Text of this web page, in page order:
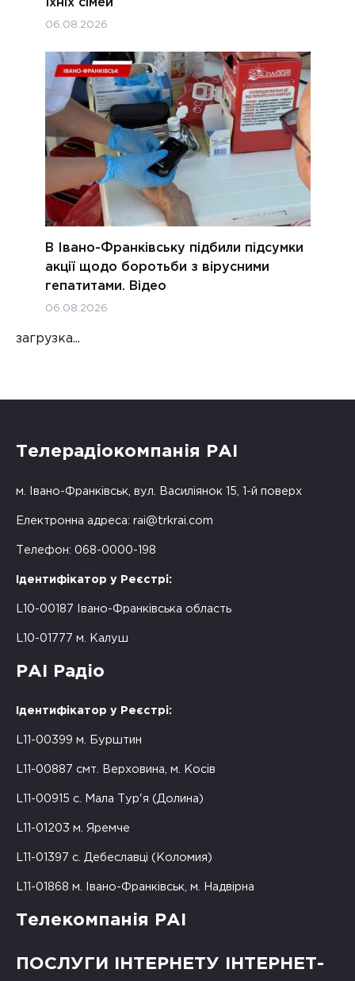
їхніх сімей
06.08.2026
В Івано-Франківську підбили підсумки
акції щодо боротьби з вірусними
гепатитами. Відео
06.08.2026
загрузка...
Телерадіокомпанія РАІ
м. Івано-Франківськ, вул. Василіянок 15, 1-й поверх
Електронна адреса: rai@trkrai.com
Телефон: 068-0000-198
Ідентифікатор у Реєстрі:
L10-00187 Івано-Франківська область
L10-01777 м. Калуш
РАІ Радіо
Ідентифікатор у Реєстрі:
L11-00399 м. Бурштин
L11-00887 смт. Верховина, м. Косів
L11-00915 с. Мала Тур'я (Долина)
L11-01203 м. Яремче
L11-01397 с. Дебеславці (Коломия)
L11-01868 м. Івано-Франківськ, м. Надвірна
Телекомпанія РАІ
ПОСЛУГИ ІНТЕРНЕТУ ІНТЕРНЕТ-